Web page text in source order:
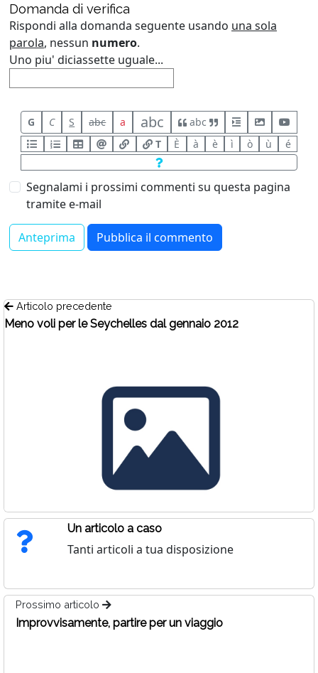
Domanda di verifica
Rispondi alla domanda seguente usando una sola
parola, nessun numero.
Uno piu' diciassette uguale...
G C S abc a abc
abc
T
È à è ì ò ù é
Segnalami i prossimi commenti su questa pagina
tramite e-mail
Articolo precedente
Meno voli per le Seychelles dal gennaio 2012
Un articolo a caso
Tanti articoli a tua disposizione
Prossimo articolo
Improvvisamente, partire per un viaggio